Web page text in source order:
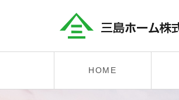
HOME